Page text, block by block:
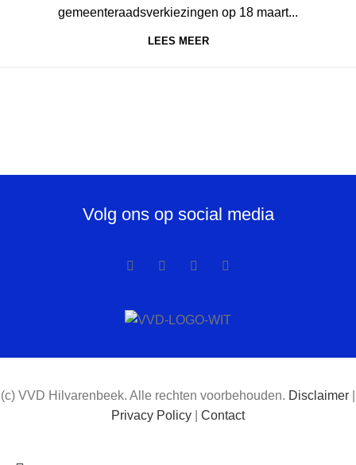
gemeenteraadsverkiezingen op 18 maart...
LEES MEER
Volg ons op social media
(c) VVD Hilvarenbeek. Alle rechten voorbehouden. Disclaimer
Privacy Policy
Contact